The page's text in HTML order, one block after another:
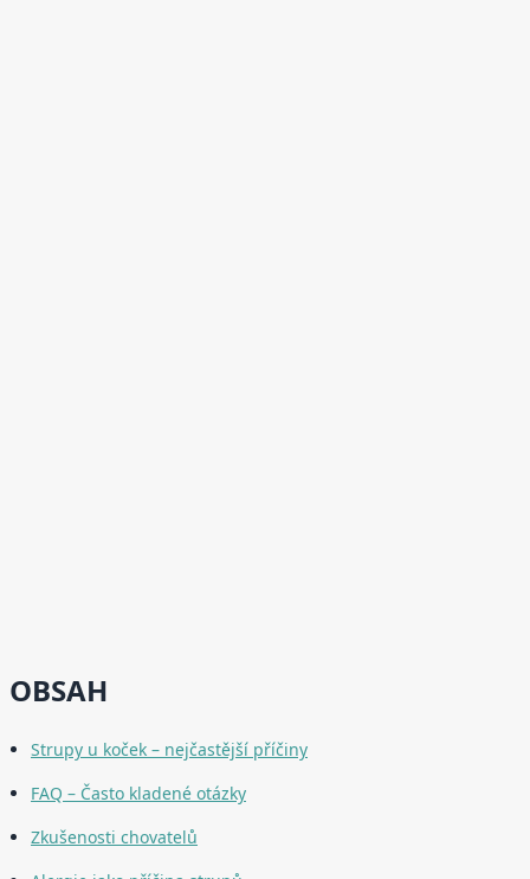
OBSAH
Strupy u koček – nejčastější příčiny
FAQ – Často kladené otázky
Zkušenosti chovatelů